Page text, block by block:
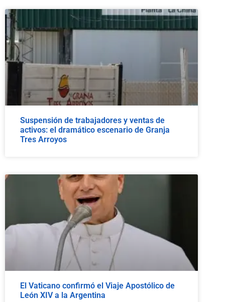
Suspensión de trabajadores y ventas de
activos: el dramático escenario de Granja
Tres Arroyos
El Vaticano confirmó el Viaje Apostólico de
León XIV a la Argentina